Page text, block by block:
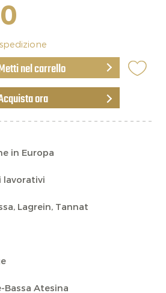
nel carrello
ora
in Europa
lavorativi
Lagrein, Tannat
Bassa Atesina